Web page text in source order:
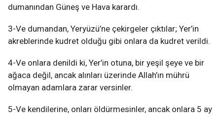
dumanından Güneş ve Hava karardı.
3-Ve dumandan, Yeryüzü’ne çekirgeler çıktılar; Yer’in
akreblerinde kudret olduğu gibi onlara da kudret verildi.
4-Ve onlara denildi ki, Yer’in otuna, bir yeşil şeye ve bir
ağaca değil, ancak alınları üzerinde Allah’ın mührü
olmayan adamlara zarar versinler.
5-Ve kendilerine, onları öldürmesinler, ancak onlara 5 ay